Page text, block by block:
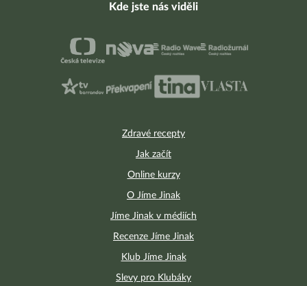
Zdravé recepty
Jak začít
Online kurzy
O Jíme Jinak
Jíme Jinak v médiích
Recenze Jíme Jinak
Klub Jíme Jinak
Slevy pro Klubáky
Kde jste nás viděli